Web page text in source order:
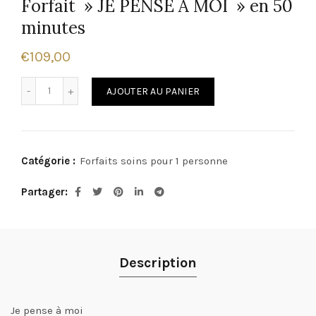
Forfait » JE PENSE A MOI » en 50
minutes
€109,00
AJOUTER AU PANIER
Catégorie : Forfaits soins pour 1 personne
Partager
Description
Je pense à moi